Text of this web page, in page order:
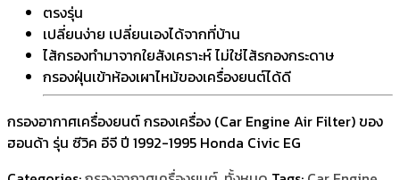
ตรงรุ่น
เปลี่ยนง่าย เปลี่ยนเองได้จากที่บ้าน
ไส้กรองทำมาจากใยสังเคราะห์ ไม่ใช่ไส้รกองกระดาษ
กรองฝุ่นเข้าห้องเผาไหม้ของเครื่องยนต์ได้ดี
กรองอากาศเครื่องยนต์ กรองเครื่อง (Car Engine Air Filter) ของ
ฮอนด้า รุ่น ซีวิค อีจี ปี 1992-1995 Honda Civic EG